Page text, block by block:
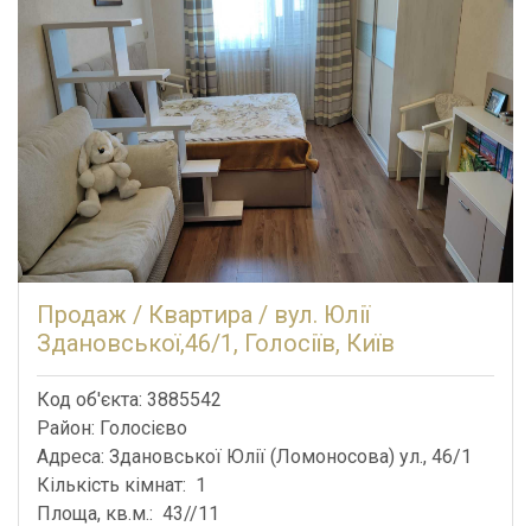
Продаж / Квартира / вул. Юлії
Здановської,46/1, Голосіїв, Київ
Код об'єкта: 3885542
Район: Голосієво
Адреса: Здановської Юлії (Ломоносова) ул., 46/1
Кількість кімнат: 1
Площа, кв.м.: 43//11